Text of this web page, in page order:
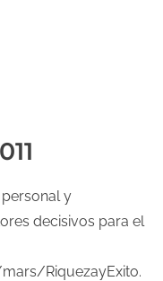
y
decisivos para el
RiquezayExito.